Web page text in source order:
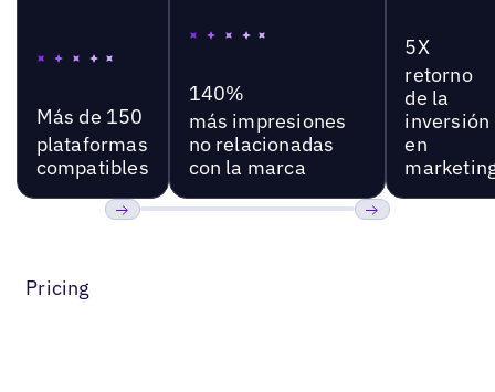
Más de 150
plataformas
compatibles
140%
más impresiones
no relacionadas
con la marca
5X
retorno
de la
inversión
en
Pricing